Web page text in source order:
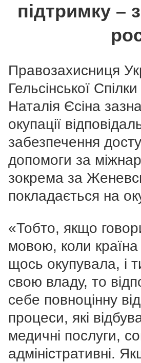
підтримку –
Правозахисниця
Гельсінської
Наталія Єсіна
окупації
забезпечення
допомоги за
зокрема за
покладається на
«Тобто, якщо
мовою, коли
щось окупувала, і
свою владу, то
себе повноцінну
процеси, які
медичні послуги,
адміністративні.